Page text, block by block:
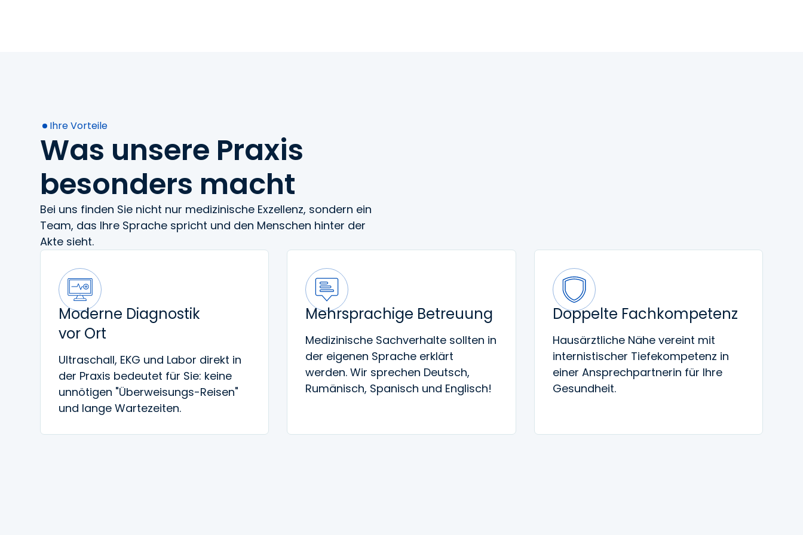
Ihre Vorteile
Was unsere Praxis
besonders macht
Bei uns finden Sie nicht nur medizinische Exzellenz, sondern ein
Team, das Ihre Sprache spricht und den Menschen hinter der
Akte sieht.
Moderne Diagnostik
vor Ort
Ultraschall, EKG und Labor direkt in
der Praxis bedeutet für Sie: keine
unnötigen "Überweisungs-Reisen"
und lange Wartezeiten.
Mehrsprachige Betreuung
Medizinische Sachverhalte sollten in
der eigenen Sprache erklärt
werden. Wir sprechen Deutsch,
Rumänisch, Spanisch und Englisch!
Doppelte Fachkompetenz
Hausärztliche Nähe vereint mit
internistischer Tiefekompetenz in
einer Ansprechpartnerin für Ihre
Gesundheit.